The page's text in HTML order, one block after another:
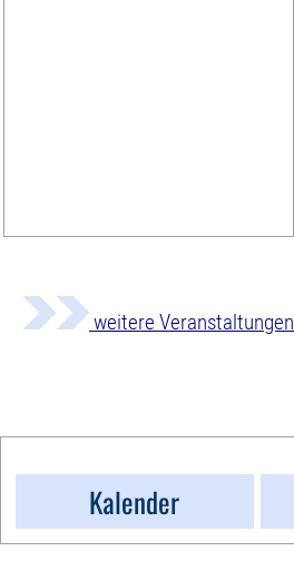
weitere Veranstaltungen
Kalender